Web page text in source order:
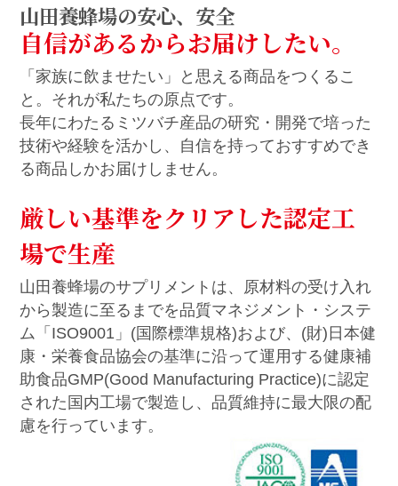
山田養蜂場の安心、安全
自信があるからお届けしたい。
「家族に飲ませたい」と思える商品をつくるこ
と。それが私たちの原点です。
長年にわたるミツバチ産品の研究・開発で培った
技術や経験を活かし、自信を持っておすすめでき
る商品しかお届けしません。
厳しい基準をクリアした認定工
場で生産
山田養蜂場のサプリメントは、原材料の受け入れ
から製造に至るまでを品質マネジメント・システ
ム「ISO9001」(国際標準規格)および、(財)日本健
康・栄養食品協会の基準に沿って運用する健康補
助食品GMP(Good Manufacturing Practice)に認定
された国内工場で製造し、品質維持に最大限の配
慮を行っています。